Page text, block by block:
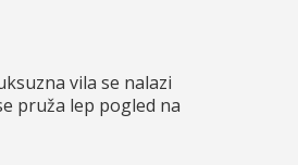
vila se nalazi
pruža lep pogled na